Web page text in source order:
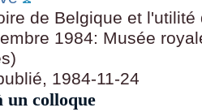
de Belgique et
1984: Musée
1984-11-24
un colloque